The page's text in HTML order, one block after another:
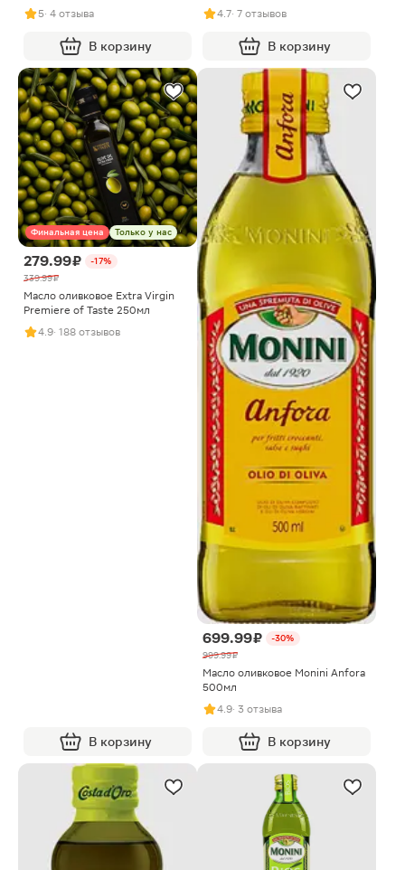
5· 4 отзыва
В корзину
4.7· 7 отзывов
В корзину
Финальная цена Только у нас
279.99 ₽
-17%
339.99 ₽
Масло оливковое Extra Virgin
Premiere of Taste 250мл
4.9· 188 отзывов
В корзину
699.99 ₽
-30%
999.99 ₽
Масло оливковое Monini Anfora
500мл
4.9· 3 отзыва
В корзину